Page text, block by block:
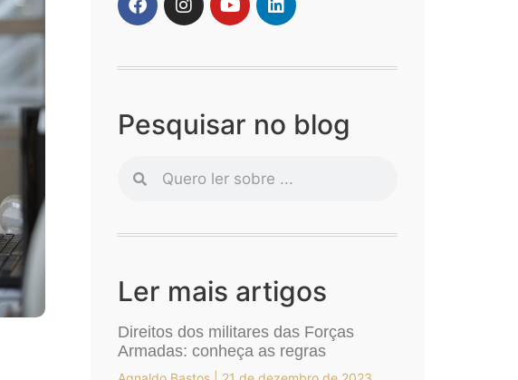
Pesquisar no blog
Ler mais artigos
Direitos dos militares das Forças
Armadas: conheça as regras